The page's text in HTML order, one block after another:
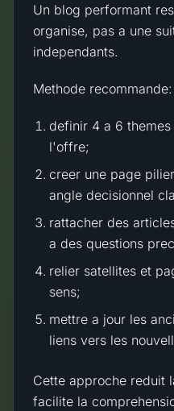
Un blog performant
organise, pas a une
independants.
Methode recommande:
definir 4 a 6
l'offre;
creer une page
angle decisionnel
rattacher des
a des questions
relier satellites et
sens;
mettre a jour les
liens vers les
Cette approche reduit
facilite la